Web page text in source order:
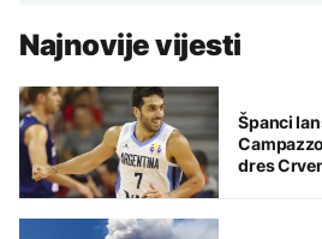
Najnovije vijesti
Španci
dres